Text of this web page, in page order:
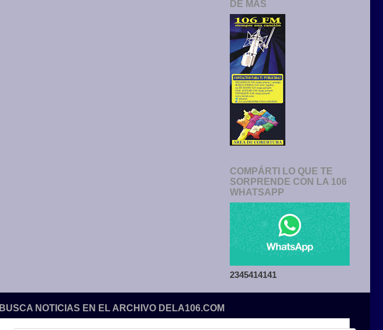
DE MAS
COMPÁRTI LO QUE TE
SORPRENDE CON LA 106
WHATSAPP
2345414141
BUSCA NOTICIAS EN EL ARCHIVO DELA106.COM